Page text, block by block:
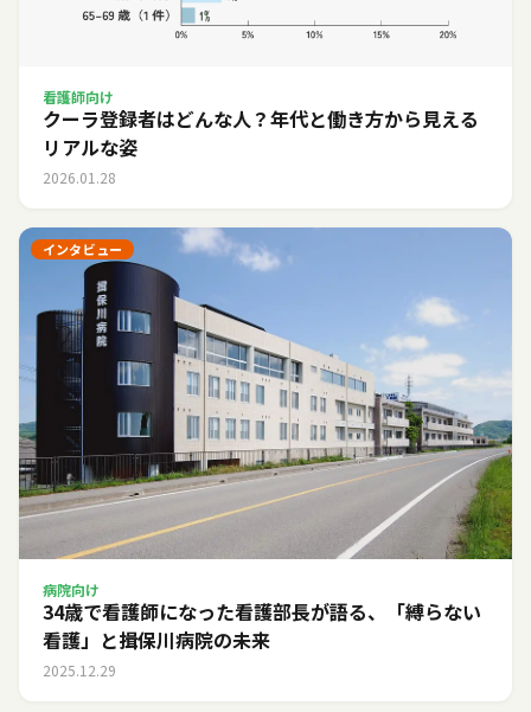
看護師向け
クーラ登録者はどんな人？年代と働き方から見える
リアルな姿
2026.01.28
インタビュー
病院向け
34歳で看護師になった看護部長が語る、「縛らない
看護」と揖保川病院の未来
2025.12.29